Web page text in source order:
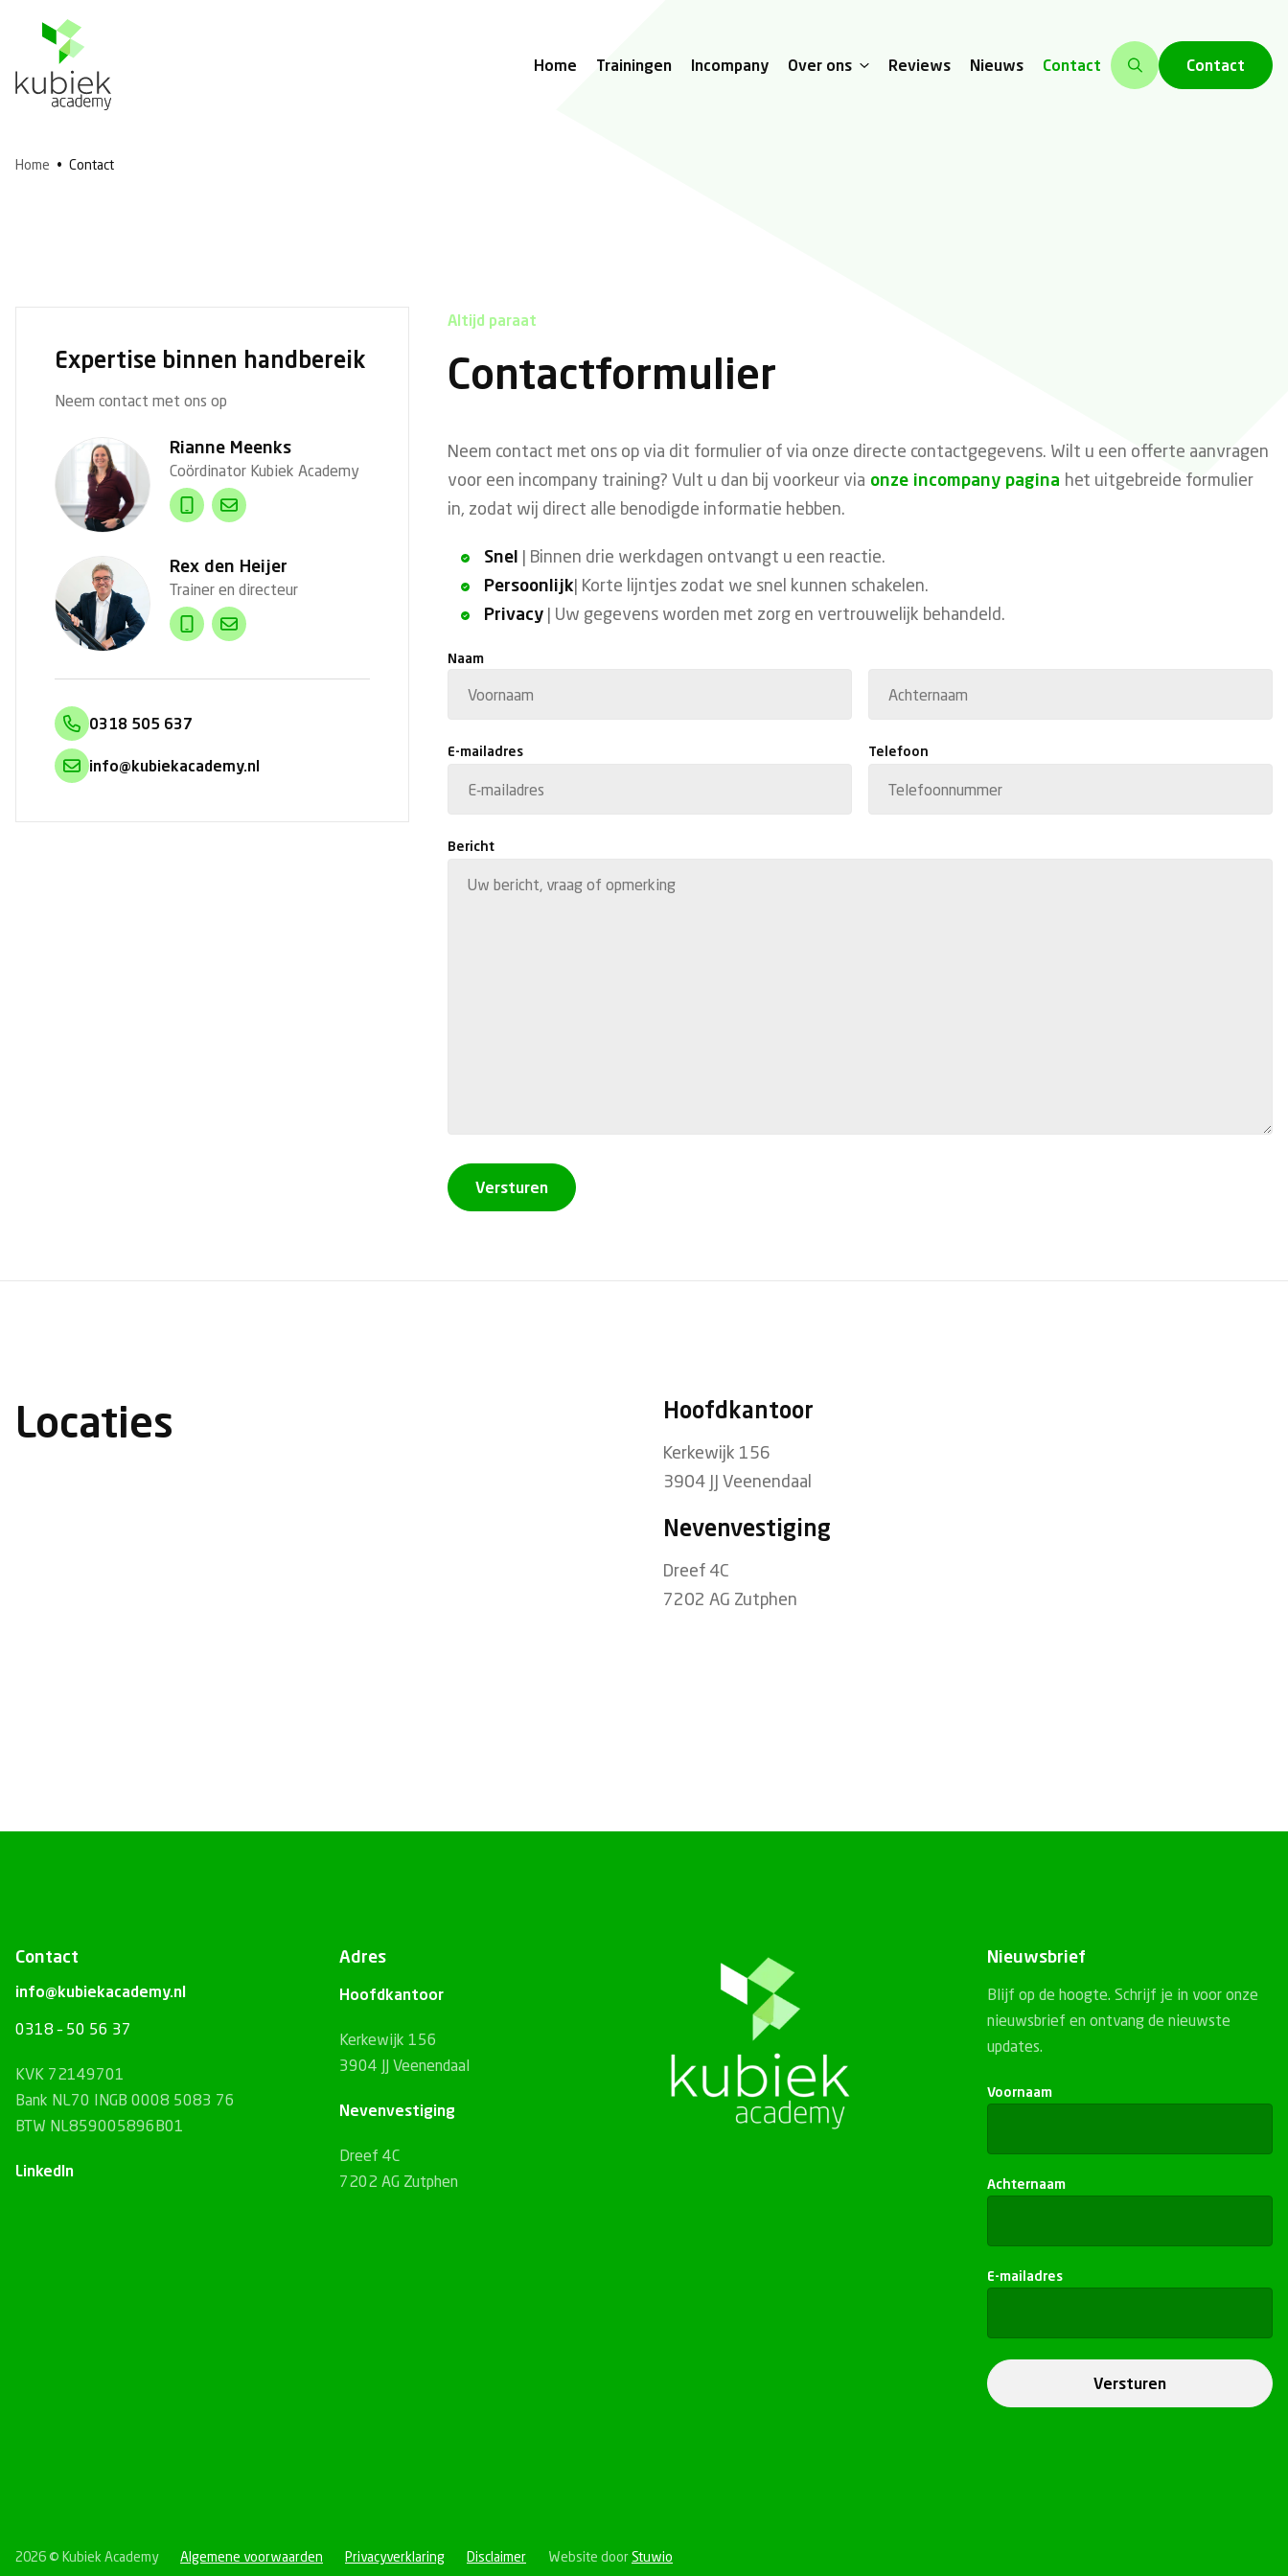
Home Trainingen Incompany Over ons Reviews Nieuws Contact Contact
Home • Contact
Expertise binnen handbereik
Neem contact met ons op
Rianne Meenks
Coördinator Kubiek Academy
Rex den Heijer
Trainer en directeur
0318 505 637
info@kubiekacademy.nl
Altijd paraat
Contactformulier
Neem contact met ons op via dit formulier of via onze directe contactgegevens. Wilt u een offerte aanvragen
voor een incompany training? Vult u dan bij voorkeur via onze incompany pagina het uitgebreide formulier
in, zodat wij direct alle benodigde informatie hebben.
Snel | Binnen drie werkdagen ontvangt u een reactie.
Persoonlijk| Korte lijntjes zodat we snel kunnen schakelen.
Privacy| Uw gegevens worden met zorg en vertrouwelijk behandeld.
Naam
E-mailadres Telefoon
Bericht
Versturen
Locaties Hoofdkantoor
Kerkewijk 156
3904 JJ Veenendaal
Nevenvestiging
Dreef 4C
7202 AG Zutphen
Contact
info@kubiekacademy.nl
0318 – 50 56 37
KVK 72149701
Bank NL70 INGB 0008 5083 76
BTW NL859005896B01
LinkedIn
Adres
Hoofdkantoor
Kerkewijk 156
3904 JJ Veenendaal
Nevenvestiging
Dreef 4C
7202 AG Zutphen
Nieuwsbrief
Blijf op de hoogte. Schrijf je in voor onze
nieuwsbrief en ontvang de nieuwste
updates.
Voornaam
Achternaam
E-mailadres
Versturen
2026 © Kubiek Academy Algemene voorwaarden Privacyverklaring Disclaimer Website doorStuwio